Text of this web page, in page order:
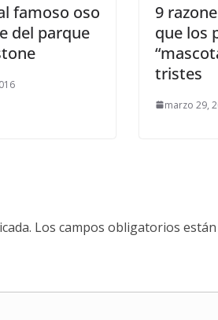
famoso oso
del parque
9
que los
tristes
marzo 29,
Los campos obligatorios